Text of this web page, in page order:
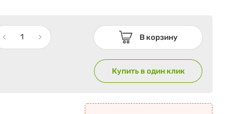
В корзину
Купить в один клик